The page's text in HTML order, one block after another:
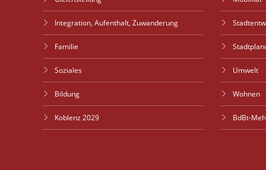
Integration, Aufenthalt, Zuwanderung
Familie
Soziales
Bildung
Koblenz 2029
Umwelt
Wohnen
BdBt-